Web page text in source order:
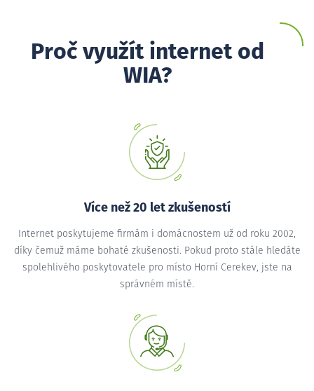
Proč využít internet od
WIA?
Více než 20 let zkušeností
Internet poskytujeme firmám i domácnostem už od roku 2002,
díky čemuž máme bohaté zkušenosti. Pokud proto stále hledáte
spolehlivého poskytovatele pro místo Horní Cerekev, jste na
správném místě.